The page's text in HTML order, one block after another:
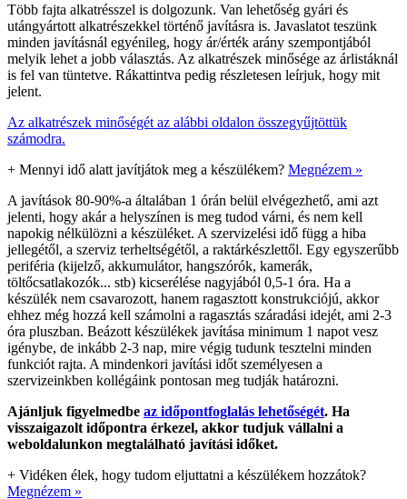
Több fajta alkatrésszel is dolgozunk. Van lehetőség gyári és
utángyártott alkatrészekkel történő javításra is. Javaslatot teszünk
minden javításnál egyénileg, hogy ár/érték arány szempontjából
melyik lehet a jobb választás. Az alkatrészek minősége az árlistáknál
is fel van tüntetve. Rákattintva pedig részletesen leírjuk, hogy mit
jelent.
Az alkatrészek minőségét az alábbi oldalon összegyűjtöttük
számodra.
+ Mennyi idő alatt javítjátok meg a készülékem? Megnézem »
A javítások 80-90%-a általában 1 órán belül elvégezhető, ami azt
jelenti, hogy akár a helyszínen is meg tudod várni, és nem kell
napokig nélkülözni a készüléket. A szervizelési idő függ a hiba
jellegétől, a szerviz terheltségétől, a raktárkészlettől. Egy egyszerűbb
periféria (kijelző, akkumulátor, hangszórók, kamerák,
töltőcsatlakozók... stb) kicserélése nagyjából 0,5-1 óra. Ha a
készülék nem csavarozott, hanem ragasztott konstrukciójú, akkor
ehhez még hozzá kell számolni a ragasztás száradási idejét, ami 2-3
óra pluszban. Beázott készülékek javítása minimum 1 napot vesz
igénybe, de inkább 2-3 nap, mire végig tudunk tesztelni minden
funkciót rajta. A mindenkori javítási időt személyesen a
szervizeinkben kollégáink pontosan meg tudják határozni.
Ajánljuk figyelmedbe az időpontfoglalás lehetőségét. Ha
visszaigazolt időpontra érkezel, akkor tudjuk vállalni a
weboldalunkon megtalálható javítási időket.
+ Vidéken élek, hogy tudom eljuttatni a készülékem hozzátok?
Megnézem »